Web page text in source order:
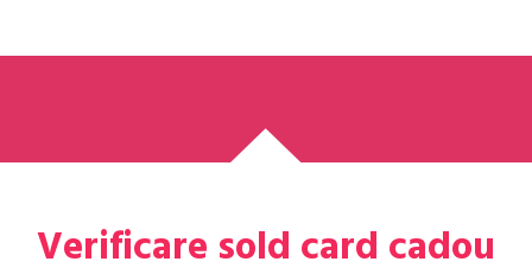
Verificare sold card cadou